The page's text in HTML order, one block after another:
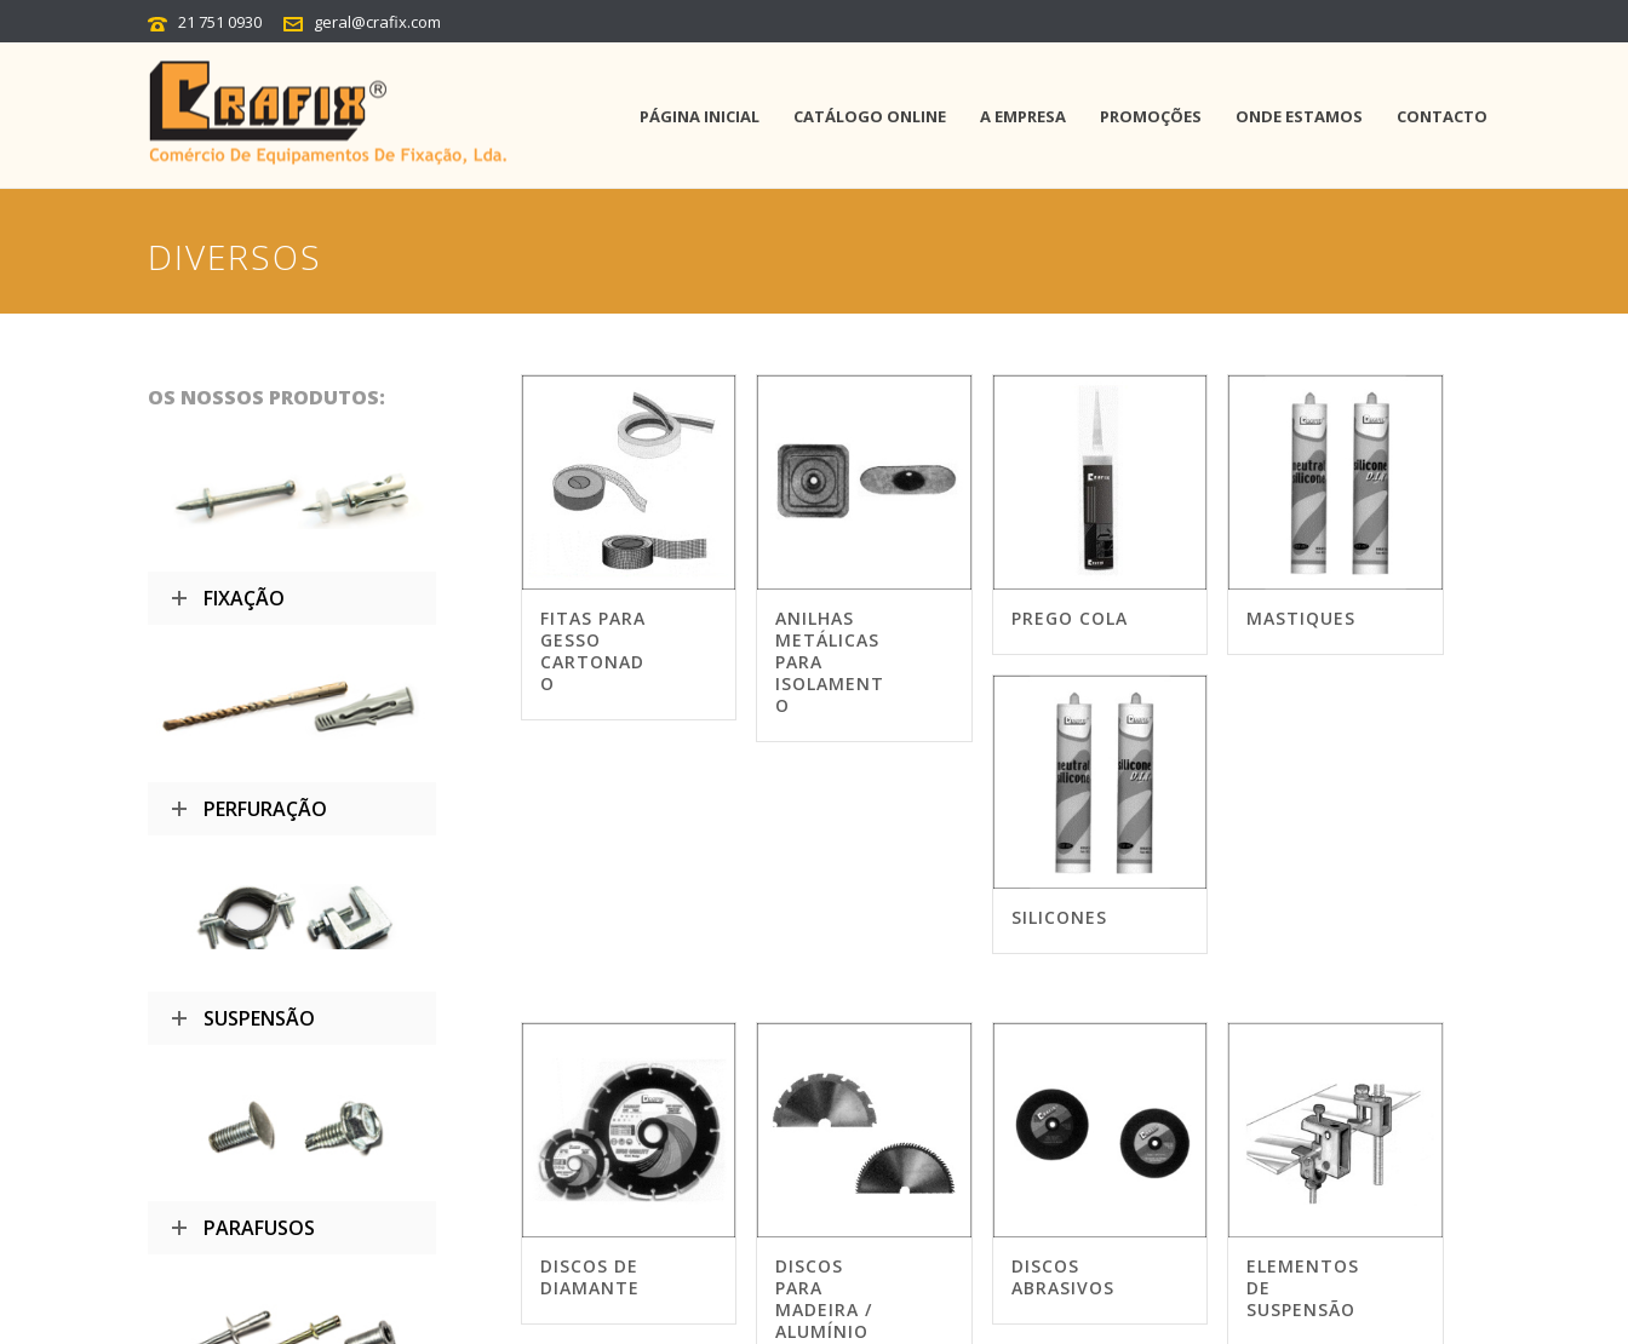
21 751 0930 geral@crafix.com
PÁGINA INICIAL CATÁLOGO ONLINE A EMPRESA PROMOÇÕES ONDE ESTAMOS CONTACTO
DIVERSOS
FITAS PARA
GESSO
CARTONAD
O
ANILHAS
METÁLICAS
PARA
ISOLAMENT
O
PREGO COLA MASTIQUES
SILICONES
DISCOS DE
DIAMANTE
DISCOS
PARA
MADEIRA /
ALUMÍNIO
DISCOS
ABRASIVOS
ELEMENTOS
DE
SUSPENSÃO
OS NOSSOS PRODUTOS:
FIXAÇÃO
PERFURAÇÃO
SUSPENSÃO
PARAFUSOS